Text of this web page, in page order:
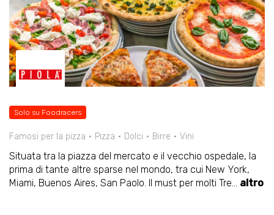
Solo su Foodracers
Famosi per la pizza Pizza Dolci Birre Vini
Situata tra la piazza del mercato e il vecchio ospedale, la
prima di tante altre sparse nel mondo, tra cui New York,
Miami, Buenos Aires, San Paolo. Il must per molti Tre... altro